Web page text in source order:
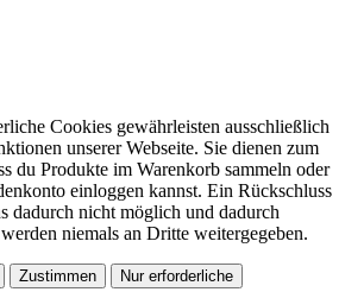
Cookies gewährleisten ausschließlich
unserer Webseite. Sie dienen zum
du Produkte im Warenkorb sammeln oder
einloggen kannst. Ein Rückschluss
dadurch nicht möglich und dadurch
niemals an Dritte weitergegeben.
Zustimmen Nur erforderliche